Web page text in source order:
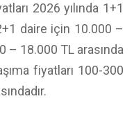
2026 yılında 1+1
daire için 10.000 –
– 18.000 TL arasında
fiyatları 100-300